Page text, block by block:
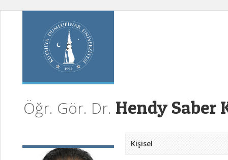
Öğr. Gör. Dr. Hendy Saber
Kişisel